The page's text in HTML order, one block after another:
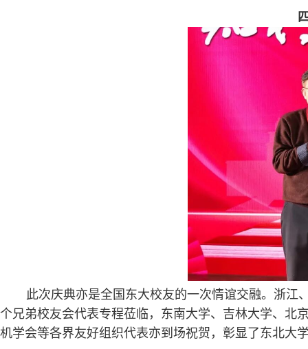
此次庆典亦是全国东大校友的一次情谊交融。浙江
个兄弟校友会代表专程莅临，东南大学、吉林大学、北
机学会等各界友好组织代表亦到场祝贺，彰显了东北大